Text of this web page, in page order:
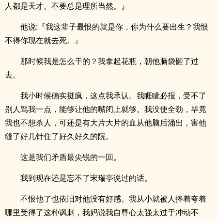
人都是天才。不要总是理所当然。』
他说:『我这辈子最恨的就是你，你为什么要出生？我恨
不得你现在就去死。』
那时候我是怎么干的？我拿起花瓶，朝他脑袋砸了过
去。
我小时候确实挺疯，这点我承认。我睚眦必报，受不了
别人骂我一点，能够让他的嘴闭上就够。我没使全劲，毕竟
我也不想杀人，可还是有大片大片的血从他脑后涌出，害他
缝了好几针住了好久好久的院。
这是我们矛盾最尖锐的一回。
我到现在还是忘不了宋瑞亭说过的话。
不恨他了也依旧对他没有好感。我从小就被人捧着夸着
哪里受得了这种讽刺，我妈说我自尊心太强太过于冲动不